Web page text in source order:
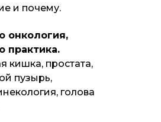
и почему.
онкология,
практика.
кишка, простата,
пузырь,
голова